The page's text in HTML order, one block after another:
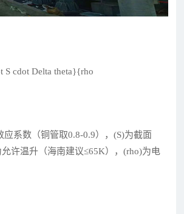
S cdot Delta theta}{rho
系数（铜管取0.8-0.9），(S)为截面
允许温升（海南建议≤65K），(rho)为电